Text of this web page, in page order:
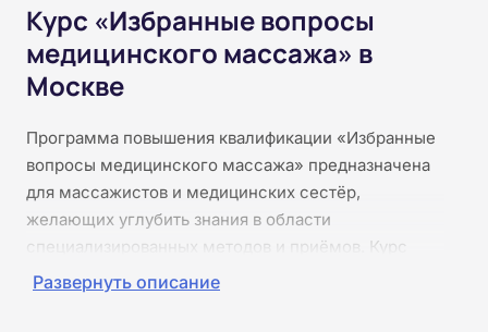
Курс «Избранные вопросы
медицинского массажа» в
Москве
Программа повышения квалификации «Избранные
вопросы медицинского массажа» предназначена
для массажистов и медицинских сестёр,
желающих углубить знания в области
специализированных методов и приёмов. Курс
рассматривает узкие и актуальные темы, такие как
Развернуть описание